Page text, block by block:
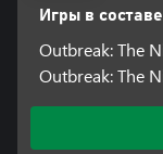
Игры в составе
Outbreak: The
Outbreak: The